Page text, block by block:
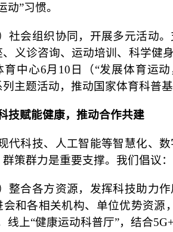
动”习惯。
）社会组织协同，开展多元活动
、义诊咨询、运动培训、科学健
育中心6月10日（“发展体育运
列主题活动，推动国家体育科普
技赋能健康，推动合作共建
代科技、人工智能等智慧化、
策群力是重要支撑。我们倡议：
）整合各方资源，发挥科技助力
会和各相关机构、单位优势资源
线上“健康运动科普厅”，结合